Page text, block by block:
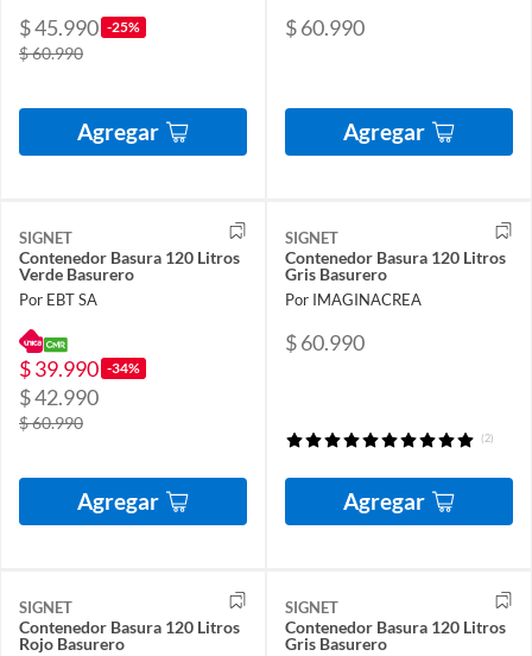
$ 45.990 -25%
$ 60.990
Agregar
$ 60.990
Agregar
SIGNET
Contenedor Basura 120 Litros
Verde Basurero
Por EBT SA
$ 39.990 -34%
$ 42.990
$ 60.990
Agregar
SIGNET
Contenedor Basura 120 Litros
Gris Basurero
Por IMAGINACREA
$ 60.990
(2)
Agregar
SIGNET
Contenedor Basura 120 Litros
Rojo Basurero
SIGNET
Contenedor Basura 120 Litros
Gris Basurero